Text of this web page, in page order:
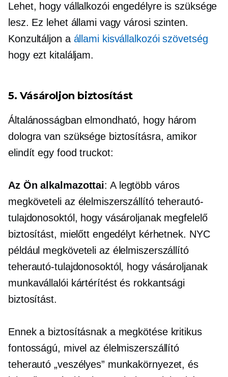
Lehet, hogy vállalkozói engedélyre is szüksége
lesz. Ez lehet állami vagy városi szinten.
Konzultáljon a állami kisvállalkozói szövetség
hogy ezt kitaláljam.
5. Vásároljon biztosítást
Általánosságban elmondható, hogy három
dologra van szüksége biztosításra, amikor
elindít egy food truckot:
Az Ön alkalmazottai: A legtöbb város
megköveteli az élelmiszerszállító teherautó-
tulajdonosoktól, hogy vásároljanak megfelelő
biztosítást, mielőtt engedélyt kérhetnek. NYC
például megköveteli az élelmiszerszállító
teherautó-tulajdonosoktól, hogy vásároljanak
munkavállalói kártérítést és rokkantsági
biztosítást.
Ennek a biztosításnak a megkötése kritikus
fontosságú, mivel az élelmiszerszállító
teherautó „veszélyes” munkakörnyezet, és